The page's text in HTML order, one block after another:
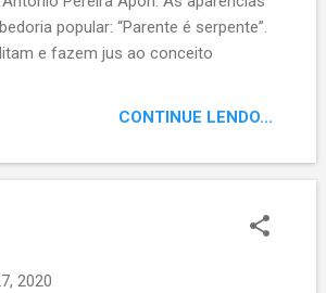
popular: “Parente é serpente”.
e fazem jus ao conceito
CONTINUE LENDO...
2020